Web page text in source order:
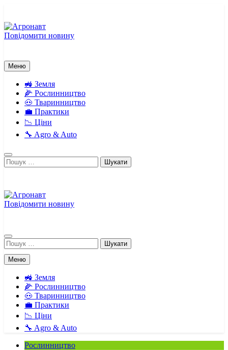
вмісту
Повідомити новину
Меню
🚜 Земля
🌽 Рослинництво
🐽 Тваринництво
💼 Практики
📉 Ціни
🔧 Agro & Auto
Пошук:
Повідомити новину
Пошук:
Меню
🚜 Земля
🌽 Рослинництво
🐽 Тваринництво
💼 Практики
📉 Ціни
🔧 Agro & Auto
Рослинництво